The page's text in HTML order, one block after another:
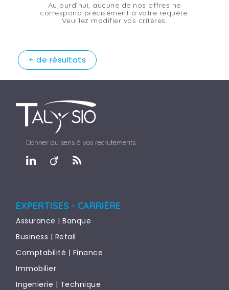
Aujourd’hui, aucune de nos offres ne
correspond précisément à votre requête.
Veuillez modifier vos critères.
+ de résultats
Donner du sens à vos recrutements.
EXPERTISES - CARRIÈRE
Assurance | Banque
Business | Retail
Comptabilité | Finance
Immobilier
Ingenierie | Technique